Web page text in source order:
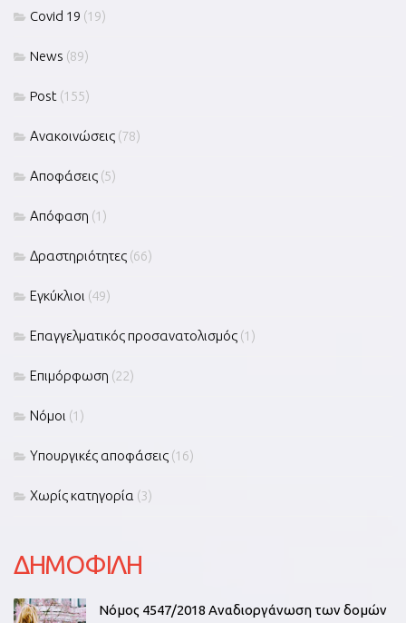
Covid 19 (19)
News (89)
Post (155)
Ανακοινώσεις (78)
Αποφάσεις (5)
Απόφαση (1)
Δραστηριότητες (66)
Εγκύκλιοι (49)
Επαγγελματικός προσανατολισμός (1)
Επιμόρφωση (22)
Νόμοι (1)
Υπουργικές αποφάσεις (16)
Χωρίς κατηγορία (3)
ΔΗΜΟΦΙΛΗ
Νόμος 4547/2018 Αναδιοργάνωση των δομών